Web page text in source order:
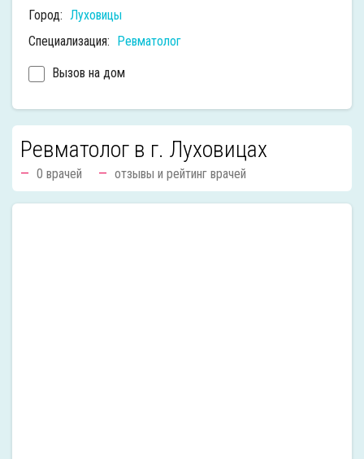
Город: Луховицы
Специализация: Ревматолог
Вызов на дом
Ревматолог в г. Луховицах
0 врачей отзывы и рейтинг врачей